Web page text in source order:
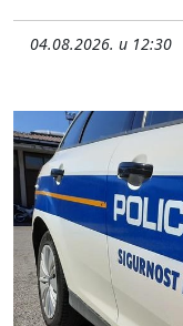
04.08.2026. u 12:30